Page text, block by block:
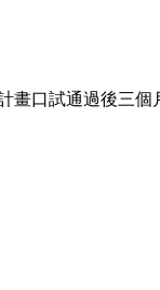
畫口試通過後三